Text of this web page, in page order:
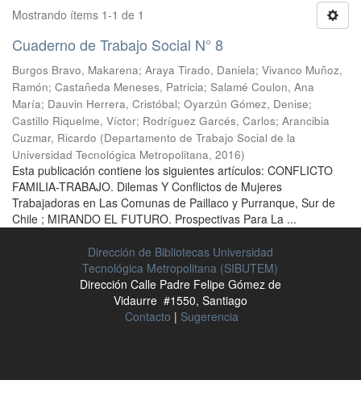
Mostrando ítems 1-1 de 1
Cuaderno de Trabajo Social N° 8
Burgos Bravo, Makarena; Araya Tirado, Daniela; Vivanco Muñoz,
Ramón; Castañeda Meneses, Patricia; Salamé Coulon, Ana
María; Dauvin Herrera, Cristóbal; Oyarzún Gómez, Denise;
Castillo Riquelme, Víctor; Rodríguez Garcés, Carlos; Arancibia
Cuzmar, Ricardo (Departamento de Trabajo Social de la
Universidad Tecnológica Metropolitana, 2016)
Esta publicación contiene los siguientes artículos: CONFLICTO
FAMILIA-TRABAJO. Dilemas Y Conflictos de Mujeres
Trabajadoras en Las Comunas de Paillaco y Purranque, Sur de
Chile ; MIRANDO EL FUTURO. Prospectivas Para La ...
Dirección de Bibliotecas Universidad
Tecnológica Metropolitana (SIBUTEM)
Dirección Calle Padre Felipe Gómez de
Vidaurre #1550, Santiago
Contacto | Sugerencia